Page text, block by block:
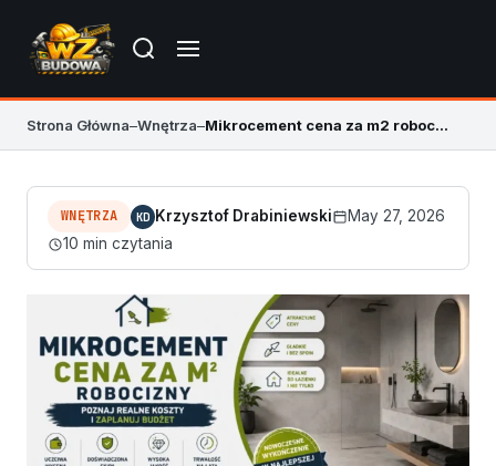
Strona Główna–Wnętrza– Mikrocement cena za m2 robocizny – koszt 2026
WNĘTRZA KD Krzysztof Drabiniewski
May 27, 2026
10 min czytania